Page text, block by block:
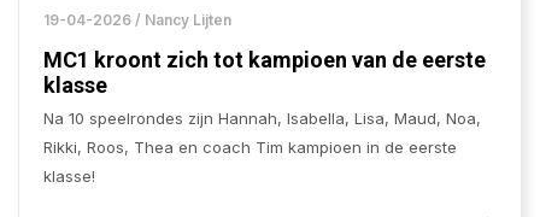
19-04-2026 / Nancy Lijten
MC1 kroont zich tot kampioen van de eerste
klasse
Na 10 speelrondes zijn Hannah, Isabella, Lisa, Maud, Noa,
Rikki, Roos, Thea en coach Tim kampioen in de eerste
klasse!